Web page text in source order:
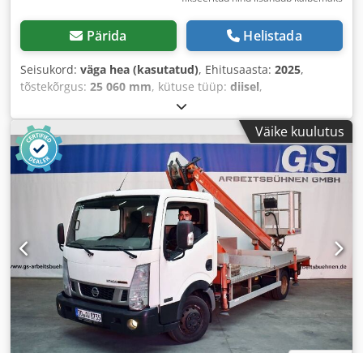
Pärida Helistada
Seisukord: väga hea (kasutatud), Ehitusaasta: 2025,
tõstekõrgus: 25 060 mm, kütuse tüüp: diisel,
Väike kuulutus